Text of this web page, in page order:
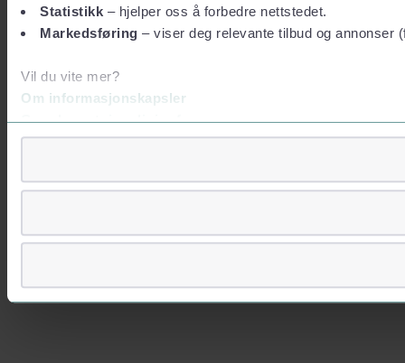
Statistikk – hjelper oss å forbedre nettstedet.
Markedsføring – viser deg relevante tilbud og annonser
Vil du vite mer?
Om informasjonskapsler
Googles retningslinjer for personvern
Vi lagrer aldri informasjon gjennom cookies som direkte